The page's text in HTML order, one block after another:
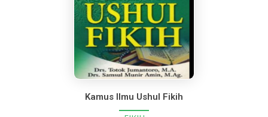
Kamus Ilmu Ushul Fikih